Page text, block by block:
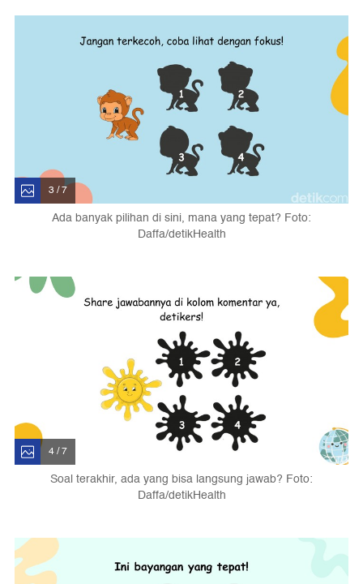
3 / 7
Ada banyak pilihan di sini, mana yang tepat? Foto:
Daffa/detikHealth
4 / 7
Soal terakhir, ada yang bisa langsung jawab? Foto:
Daffa/detikHealth